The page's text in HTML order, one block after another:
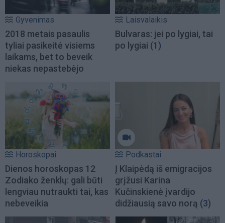
Gyvenimas
2018 metais pasaulis
tyliai pasikeitė visiems
laikams, bet to beveik
niekas nepastebėjo
Laisvalaikis
Bulvaras: jei po lygiai, tai
po lygiai (1)
Horoskopai
Dienos horoskopas 12
Zodiako ženklų: gali būti
lengviau nutraukti tai, kas
nebeveikia
Podkastai
Į Klaipėdą iš emigracijos
grįžusi Karina
Kučinskienė įvardijo
didžiausią savo norą (3)